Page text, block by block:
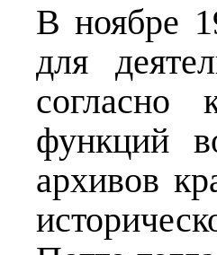
В ноябре
для
согласно
функций
архивов